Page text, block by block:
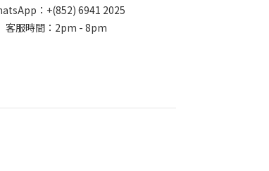
：+(852) 6941 2025
客服時間：2pm - 8pm